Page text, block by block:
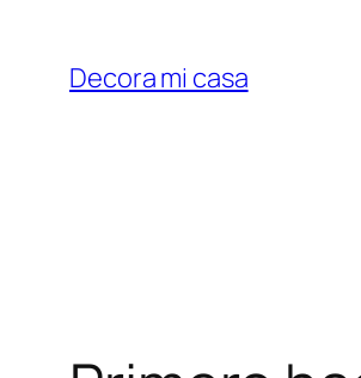
contenido
Decora mi casa